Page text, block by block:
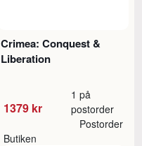
Crimea: Conquest &
Liberation
1379 kr
1 på
postorder
Butiken
Postorder